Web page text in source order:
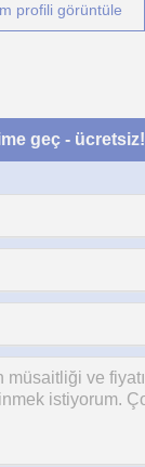
profili görüntüle
geç - ücretsiz!